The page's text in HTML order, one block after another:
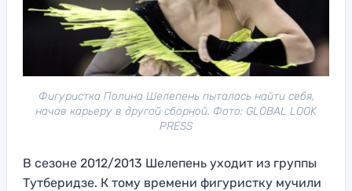
Фигуристка Полина Шелепень пыталась найти себя,
начав карьеру в другой сборной. Фото: GLOBAL LOOK
PRESS
В сезоне 2012/2013 Шелепень уходит из группы
Тутберидзе. К тому времени фигуристку мучили